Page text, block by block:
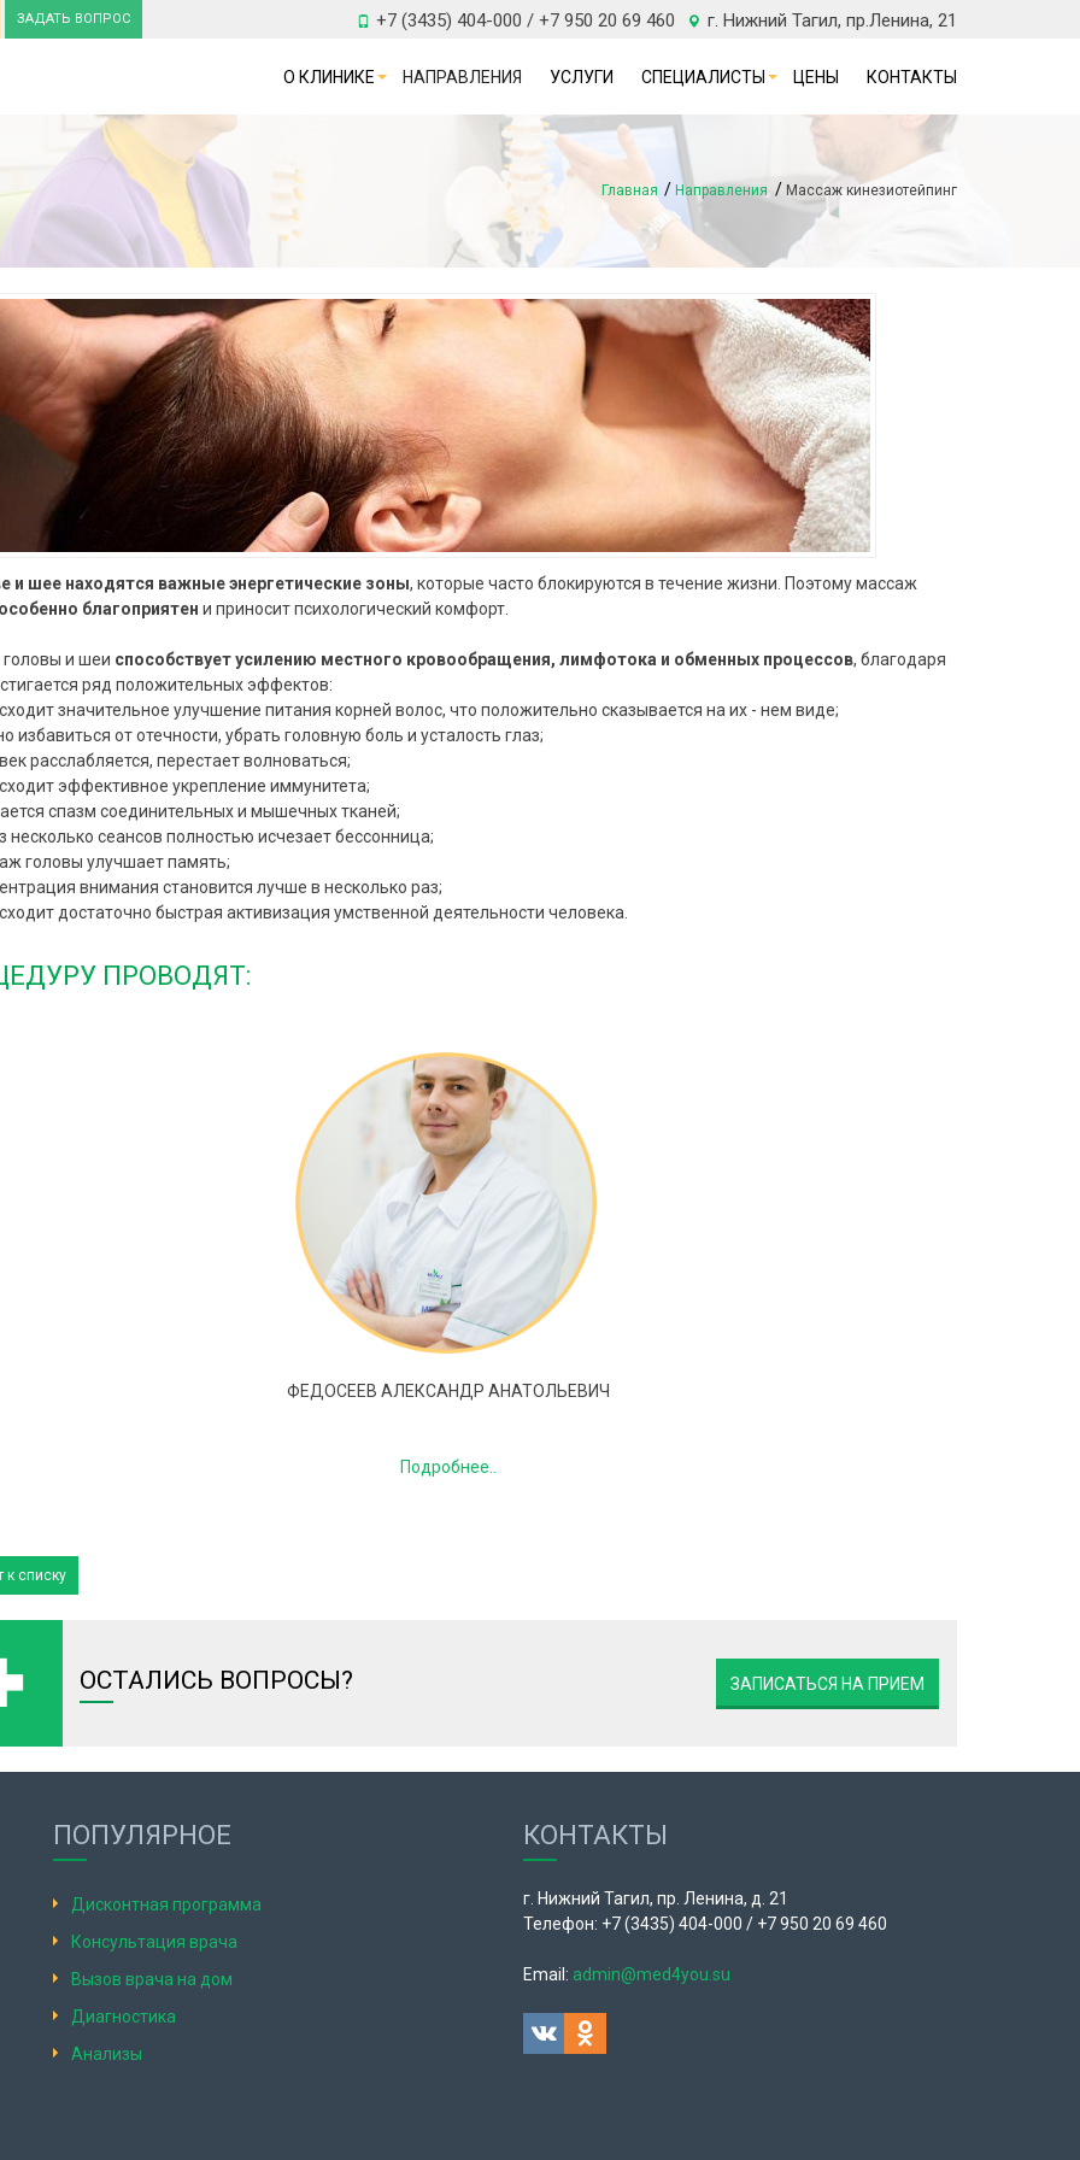
ЗАДАТЬ ВОПРОС г. Нижний Тагил, пр.Ленина, 21
+7 (3435) 404-000 / +7 950 20 69 460
О КЛИНИКЕ НАПРАВЛЕНИЯ УСЛУГИ СПЕЦИАЛИСТЫ ЦЕНЫ КОНТАКТЫ
Главная Направления Массаж кинезиотейпинг
и шее находятся важные энергетические зоны, которые часто блокируются в течение жизни. Поэтому массаж
особенно благоприятен и приносит психологический комфорт.
и шеи способствует усилению местного кровообращения, лимфотока и обменных процессов, благодаря
ряд положительных эффектов:
значительное улучшение питания корней волос, что положительно сказывается на их - нем виде;
избавиться от отечности, убрать головную боль и усталость глаз;
расслабляется, перестает волноваться;
эффективное укрепление иммунитета;
спазм соединительных и мышечных тканей;
несколько сеансов полностью исчезает бессонница;
головы улучшает память;
внимания становится лучше в несколько раз;
достаточно быстрая активизация умственной деятельности человека.
ПРОВОДЯТ:
ФЕДОСЕЕВ АЛЕКСАНДР АНАТОЛЬЕВИЧ
Подробнее..
к списку
ОСТАЛИСЬ ВОПРОСЫ? ЗАПИСАТЬСЯ НА ПРИЕМ
ПОПУЛЯРНОЕ
Дисконтная программа
Консультация врача
Вызов врача на дом
Диагностика
Анализы
КОНТАКТЫ
г. Нижний Тагил, пр. Ленина, д. 21
Телефон: +7 (3435) 404-000 / +7 950 20 69 460
Email: admin@med4you.su